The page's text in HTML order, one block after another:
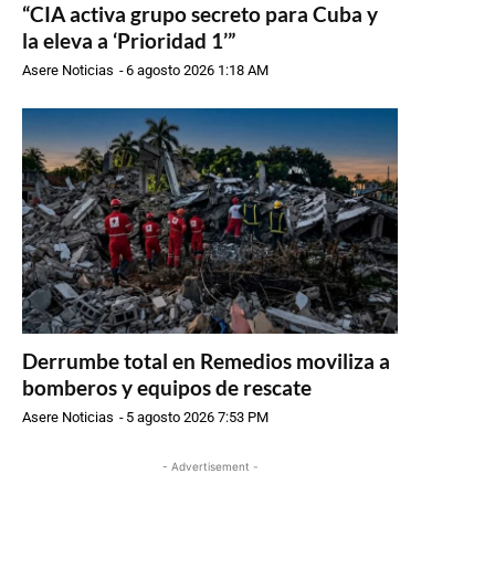
“CIA activa grupo secreto para Cuba y
la eleva a ‘Prioridad 1’”
Asere Noticias -6 agosto 2026 1:18 AM
Derrumbe total en Remedios moviliza a
bomberos y equipos de rescate
Asere Noticias - 5 agosto 2026 7:53 PM
- Advertisement -